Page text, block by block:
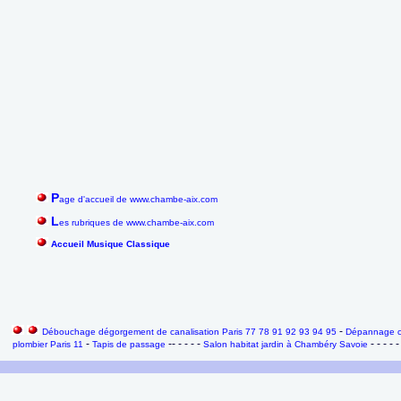
Page d'accueil de www.chambe-aix.com
Les rubriques de www.chambe-aix.com
Accueil Musique Classique
Débouchage dégorgement de canalisation Paris 77 78 91 92 93 94 95- Dépannage
plombier Paris 11 - Tapis de passage -- - - - - Salon habitat jardin à Chambéry Savoie - - - -